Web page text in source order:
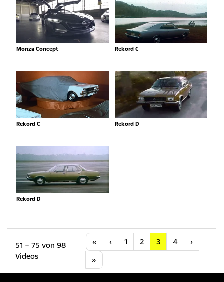
Monza Concept Rekord C
Rekord C Rekord D
Rekord D
51 – 75 von 98
Videos
« Anfang
‹ Vorherige
1 2 3 4 ›Nächste
»